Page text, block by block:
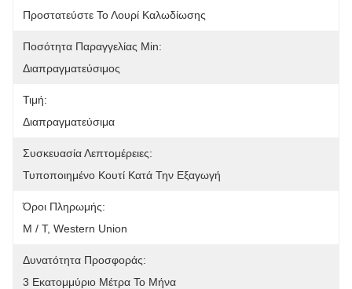
Προστατεύστε Το Λουρί Καλωδίωσης
Ποσότητα Παραγγελίας Min:
Διαπραγματεύσιμος
Τιμή:
Διαπραγματεύσιμα
Συσκευασία Λεπτομέρειες:
Τυποποιημένο Κουτί Κατά Την Εξαγωγή
Όροι Πληρωμής:
Μ / Τ, Western Union
Δυνατότητα Προσφοράς:
3 Εκατομμύριο Μέτρα Το Μήνα